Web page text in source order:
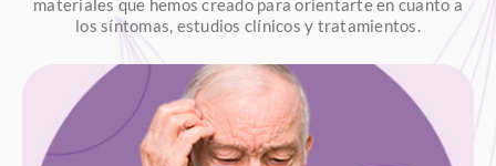
materiales que hemos creado para orientarte en cuanto a
los síntomas, estudios clínicos y tratamientos.